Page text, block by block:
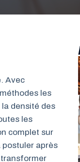
Avec
les
densité des
les
complet sur
postuler après